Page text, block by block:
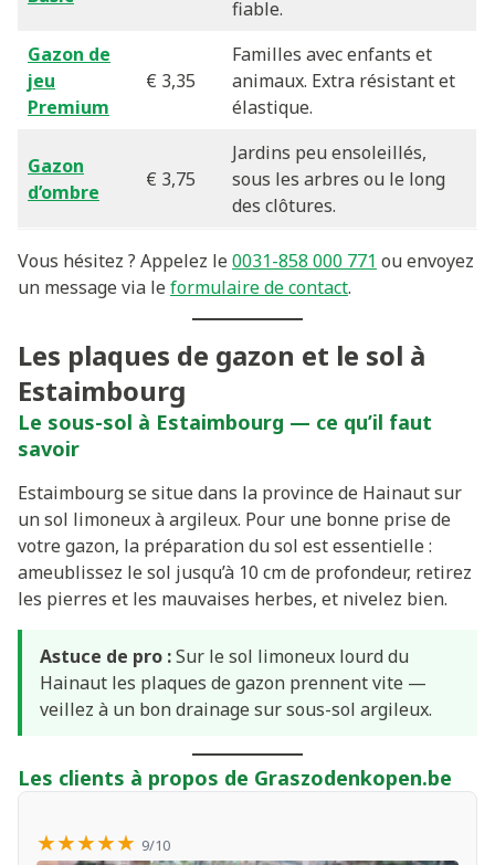
fiable.
Gazon de
jeu
Premium
€ 3,35
Familles avec enfants et
animaux. Extra résistant et
élastique.
Gazon
d’ombre
€ 3,75
Jardins peu ensoleillés,
sous les arbres ou le long
des clôtures.
Vous hésitez ? Appelez le0031-858 000 771 ou envoyez
un message via leformulaire de contact.
Les plaques de gazon et le sol à
Estaimbourg
Le sous-sol à Estaimbourg — ce qu’il faut
savoir
Estaimbourg se situe dans la province de Hainaut sur
un sol limoneux à argileux. Pour une bonne prise de
votre gazon, la préparation du sol est essentielle :
ameublissez le sol jusqu’à 10 cm de profondeur, retirez
les pierres et les mauvaises herbes, et nivelez bien.
Astuce de pro :Sur le sol limoneux lourd du
Hainaut les plaques de gazon prennent vite —
veillez à un bon drainage sur sous-sol argileux.
Les clients à propos de Graszodenkopen.be
★★★★★ 9/10